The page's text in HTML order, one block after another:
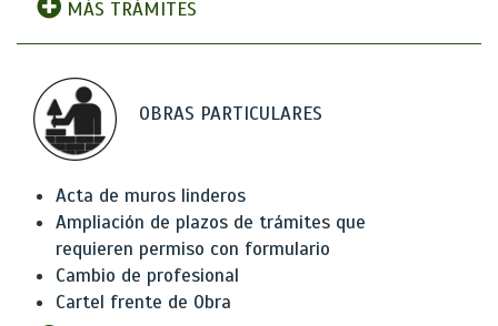
MÁS TRÁMITES
OBRAS PARTICULARES
Acta de muros linderos
Ampliación de plazos de trámites que
requieren permiso con formulario
Cambio de profesional
Cartel frente de Obra